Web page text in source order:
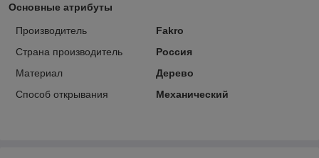
Основные атрибуты
Производитель
Fakro
Страна производитель
Россия
Материал
Дерево
Способ открывания
Механический